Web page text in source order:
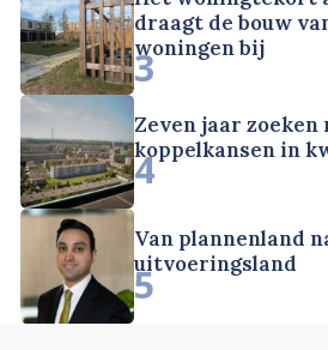
draagt de bouw
woningen bij
3
Zeven jaar zoeken
koppelkansen in
4
Van plannenland
uitvoeringsland
5